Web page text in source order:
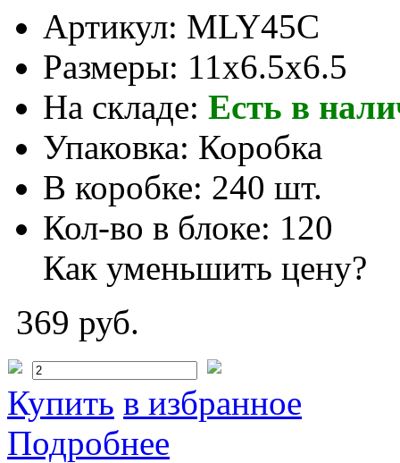
Артикул: MLY45C
Размеры: 11x6.5x6.5
На складе: Есть в
Упаковка: Коробка
В коробке: 240 шт.
Кол-во в блоке: 120
Как уменьшить цену?
369 руб.
Купить в избранное
Подробнее